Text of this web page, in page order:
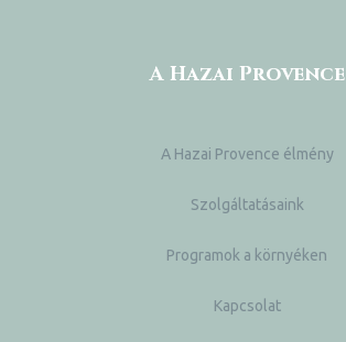
A Hazai Provence
A Hazai Provence élmény
Szolgáltatásaink
Programok a környéken
Kapcsolat